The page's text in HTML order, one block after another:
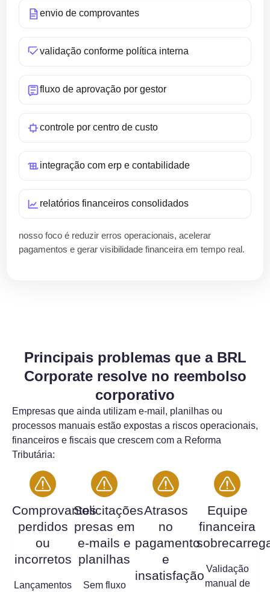
envio de comprovantes
validação conforme política interna
fluxo de aprovação por gestor
controle por centro de custo
integração com erp e contabilidade
relatórios financeiros consolidados
nosso foco é reduzir erros operacionais, acelerar
pagamentos e gerar visibilidade financeira em tempo real.
Principais problemas que a BRL
Corporate resolve no reembolso
corporativo
Empresas que ainda utilizam e-mail, planilhas ou
processos manuais estão expostas a riscos operacionais,
financeiros e fiscais que crescem com a Reforma
Tributária:
Comprovantes
perdidos
ou
incorretos
Lançamentos
Solicitações
presas em
e-mails e
planilhas
Sem fluxo
Atrasos
no
pagamento
e
insatisfação
Equipe
financeira
Validação
manual de